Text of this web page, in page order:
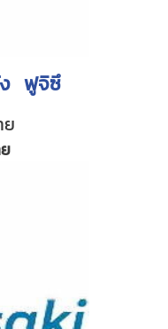
ง ฟูจิซึ
ย